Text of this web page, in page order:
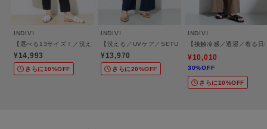
モデル情報：身長168cm B74 W58 H84 着用サイズ：38（M）
INDIVI
【選べる13サイズ！／洗える】ウエストゴムタックテーパード褒められパンツ
¥14,993
さらに10%OFF
INDIVI
【洗える／UVケア／SETUP可】着る日傘ワイドパンツ
¥13,970
さらに20%OFF
INDIVI
【接触冷感／透湿／着る
¥10,010
30%OFF
さらに10%OFF